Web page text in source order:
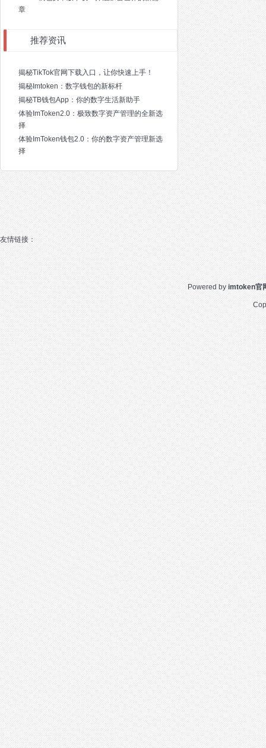
章
推荐资讯
揭秘TikTok官网下载入口，让你快速上手！
揭秘Imtoken：数字钱包的新标杆
揭秘TB钱包App：你的数字生活新助手
体验ImToken2.0：极致数字资产管理的全新选
择
体验ImToken钱包2.0：你的数字资产管理新选
择
友情链接：
Powered by imtoken官